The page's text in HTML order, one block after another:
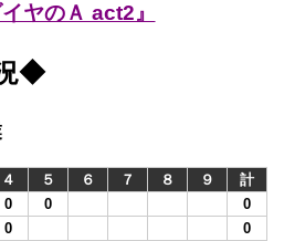
ヤのＡ act2』
◆
４ ５ ６ ７ ８ ９
計
0 0
0
0 0